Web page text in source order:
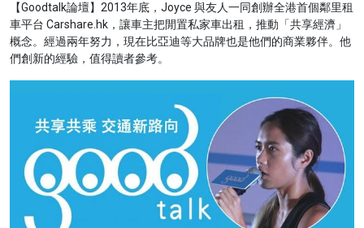
【Goodtalk論壇】2013年底，Joyce 與友人一同創辦全港首個鄰里租
車平台 Carshare.hk，讓車主把閒置私家車出租，推動「共享經濟」
概念。經過兩年努力，現在比亞迪等大品牌也是他們的商業夥伴。他
們創新的經驗，值得讀者參考。